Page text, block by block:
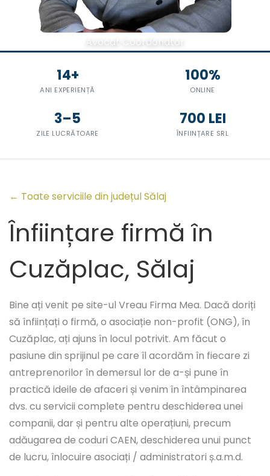
Avocat Coordonator
14+
ANI EXPERIENȚĂ
100%
ONLINE
3–5
ZILE LUCRĂTOARE
700 LEI
ÎNFIINȚARE SRL
← Toate serviciile din județul Sălaj
Înființare firmă în
Cuzăplac, Sălaj
Bine ați venit pe site-ul Vreau Firma Mea. Dacă doriți
să înființați o firmă, o asociație non-profit (ONG), în
Cuzăplac, ați ajuns în locul potrivit. Am făcut o
pasiune din sprijinul pe care îl acordăm în fiecare zi
antreprenorilor în demersul lor de a-și pune în
practică ideile de afaceri și venim în întâmpinarea
dvs. cu servicii complete pentru deschiderea unei
companii, dar și pentru alte operațiuni, precum
adăugarea de coduri CAEN, deschiderea unui punct
de lucru, înlocuire asociați / administratori ș.a.m.d.